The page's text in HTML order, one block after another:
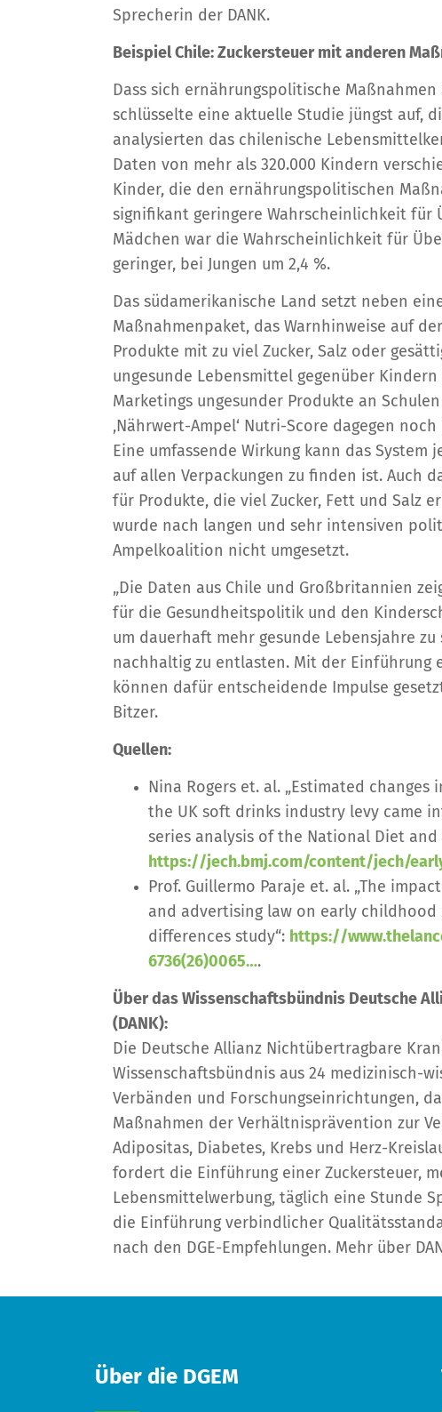
Sprecherin der DANK.
Beispiel Chile: Zuckersteuer mit anderen
Dass sich ernährungspolitische
schlüsselte eine aktuelle Studie jüngst auf,
analysierten das chilenische
Daten von mehr als 320.000 Kindern
Kinder, die den ernährungspolitischen
signifikant geringere Wahrscheinlichkeit für
Mädchen war die Wahrscheinlichkeit für
geringer, bei Jungen um 2,4 %.
Das südamerikanische Land setzt neben
Maßnahmenpaket, das Warnhinweise auf
Produkte mit zu viel Zucker, Salz oder
ungesunde Lebensmittel gegenüber
Marketings ungesunder Produkte an
‚Nährwert-Ampel‘ Nutri-Score dagegen
Eine umfassende Wirkung kann das
auf allen Verpackungen zu finden ist. Auch
für Produkte, die viel Zucker, Fett und Salz
wurde nach langen und sehr intensiven
Ampelkoalition nicht umgesetzt.
„Die Daten aus Chile und Großbritannien
für die Gesundheitspolitik und den
um dauerhaft mehr gesunde Lebensjahre
nachhaltig zu entlasten. Mit der Einführung
können dafür entscheidende Impulse
Bitzer.
Quellen:
Nina Rogers et. al. „Estimated
the UK soft drinks industry levy came
series analysis of the National Diet and
https://jech.bmj.com/content/jech/
Prof. Guillermo Paraje et. al. „The
and advertising law on early
differences study“: https://
6736(26)0065….
Über das Wissenschaftsbündnis Deutsche
(DANK):
Die Deutsche Allianz Nichtübertragbare
Wissenschaftsbündnis aus 24 medizinisch-
Verbänden und Forschungseinrichtungen,
Maßnahmen der Verhältnisprävention zur
Adipositas, Diabetes, Krebs und Herz-
fordert die Einführung einer Zuckersteuer,
Lebensmittelwerbung, täglich eine Stunde
die Einführung verbindlicher
nach den DGE-Empfehlungen. Mehr über
Über die DGEM